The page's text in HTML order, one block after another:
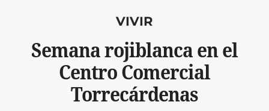
VIVIR
Semana rojiblanca en el
Centro Comercial
Torrecárdenas